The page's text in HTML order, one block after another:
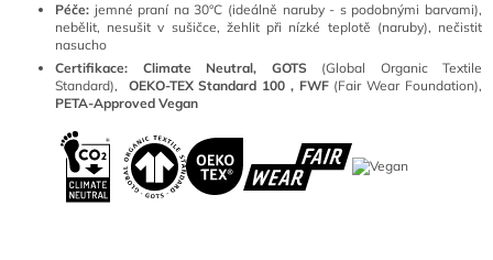
Péče: jemné praní na 30°C (ideálně naruby - s podobnými barvami),
nebělit, nesušit v sušičce, žehlit při nízké teplotě (naruby), nečistit
nasucho
Certifikace: Climate Neutral, GOTS(Global Organic Textile
Standard),
OEKO-TEX Standard 100 , FWF (Fair Wear Foundation),
PETA-Approved Vegan